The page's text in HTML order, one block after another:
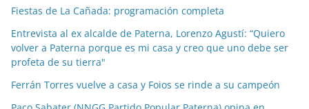
o
m
e
Fiestas de La Cañada: programación completa
Entrevista al ex alcalde de Paterna, Lorenzo Agustí: “Quiero
volver a Paterna porque es mi casa y creo que uno debe ser
profeta de su tierra"
Ferrán Torres vuelve a casa y Foios se rinde a su campeón